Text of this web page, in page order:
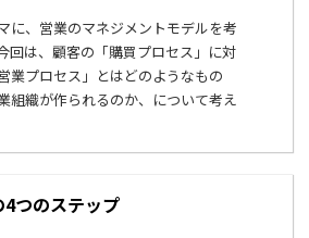
に、営業のマネジメントモデルを考
回は、顧客の「購買プロセス」に対
業プロセス」とはどのようなもの
組織が作られるのか、について考え
つのステップ